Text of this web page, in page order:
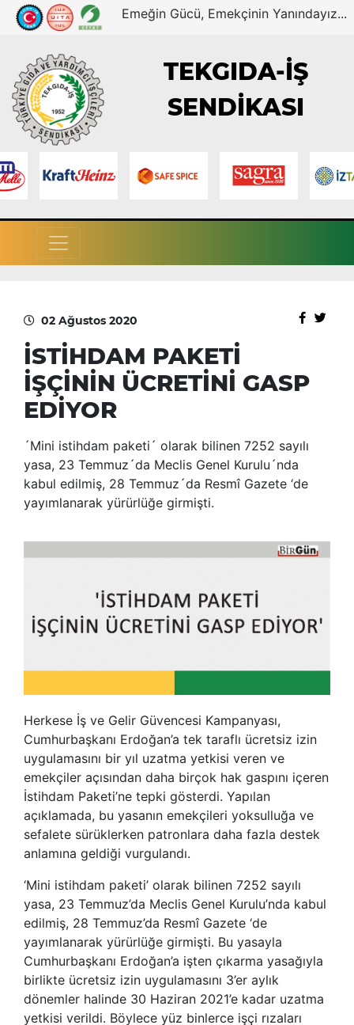
Emeğin Gücü, Emekçinin Yanındayız...
TEKGIDA-İŞ
SENDİKASI
02 Ağustos 2020
İSTİHDAM PAKETİ
İŞÇİNİN ÜCRETİNİ GASP
EDİYOR
´Mini istihdam paketi´ olarak bilinen 7252 sayılı
yasa, 23 Temmuz´da Meclis Genel Kurulu´nda
kabul edilmiş, 28 Temmuz´da Resmî Gazete ‘de
yayımlanarak yürürlüğe girmişti.
Herkese İş ve Gelir Güvencesi Kampanyası,
Cumhurbaşkanı Erdoğan’a tek taraflı ücretsiz izin
uygulamasını bir yıl uzatma yetkisi veren ve
emekçiler açısından daha birçok hak gaspını içeren
İstihdam Paketi’ne tepki gösterdi. Yapılan
açıklamada, bu yasanın emekçileri yoksulluğa ve
sefalete sürüklerken patronlara daha fazla destek
anlamına geldiği vurgulandı.
‘Mini istihdam paketi’ olarak bilinen 7252 sayılı
yasa, 23 Temmuz’da Meclis Genel Kurulu’nda kabul
edilmiş, 28 Temmuz’da Resmî Gazete ‘de
yayımlanarak yürürlüğe girmişti. Bu yasayla
Cumhurbaşkanı Erdoğan’a işten çıkarma yasağıyla
birlikte ücretsiz izin uygulamasını 3’er aylık
dönemler halinde 30 Haziran 2021’e kadar uzatma
yetkisi verildi. Böylece yüz binlerce işçi rızaları